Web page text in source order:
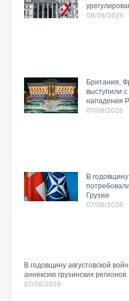
08/08/2026
Британия,
выступили
нападения
07/08/2026
В
Грузии
07/08/2026
В годовщину августовской
аннексию грузинских регионов
07/08/2026